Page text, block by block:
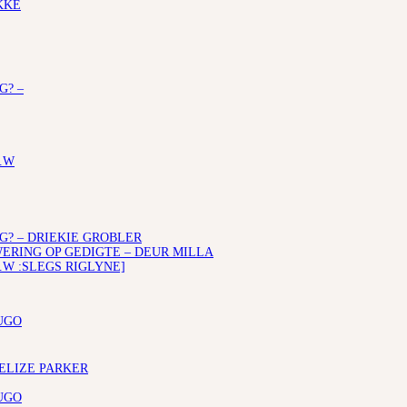
–
– DRIEKIE GROBLER
OP GEDIGTE – DEUR MILLA
:SLEGS RIGLYNE]
PARKER